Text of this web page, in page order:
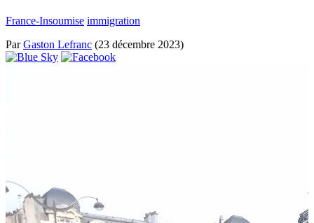
France-Insoumise immigration
ParGaston Lefranc (23 décembre 2023)